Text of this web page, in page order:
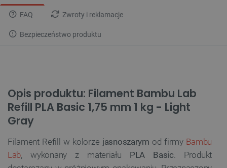
FAQ Zwroty i reklamacje
Bezpieczeństwo produktu
Opis produktu: Filament Bambu Lab
Refill PLA Basic 1,75 mm 1 kg - Light
Gray
Filament Refill w kolorze jasnoszarym od firmy Bambu
Lab, wykonany z materiału PLA Basic. Produkt